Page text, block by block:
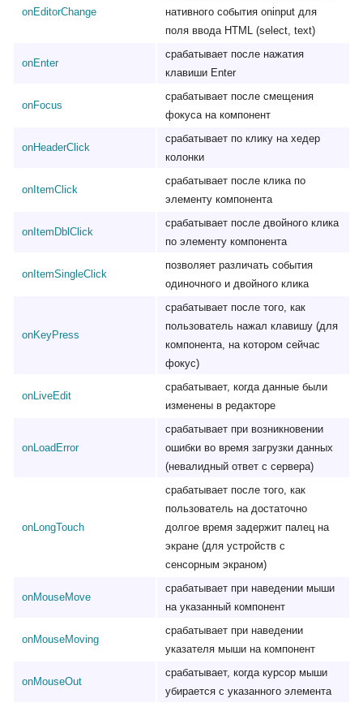
onEditorChange
нативного события oninput для
поля ввода HTML (select, text)
onEnter
срабатывает после нажатия
клавиши Enter
onFocus
срабатывает после смещения
фокуса на компонент
onHeaderClick
срабатывает по клику на хедер
колонки
onItemClick
срабатывает после клика по
элементу компонента
onItemDblClick
срабатывает после двойного клика
по элементу компонента
onItemSingleClick
позволяет различать события
одиночного и двойного клика
onKeyPress
срабатывает после того, как
пользователь нажал клавишу (для
компонента, на котором сейчас
фокус)
onLiveEdit
срабатывает, когда данные были
изменены в редакторе
onLoadError
срабатывает при возникновении
ошибки во время загрузки данных
(невалидный ответ с сервера)
onLongTouch
срабатывает после того, как
пользователь на достаточно
долгое время задержит палец на
экране (для устройств с
сенсорным экраном)
onMouseMove
срабатывает при наведении мыши
на указанный компонент
onMouseMoving
срабатывает при наведении
указателя мыши на компонент
onMouseOut
срабатывает, когда курсор мыши
убирается с указанного элемента